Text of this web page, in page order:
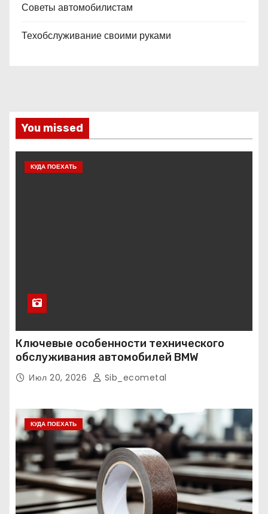
Советы автомобилистам
Техобслуживание своими руками
You missed
КУДА ПОЕХАТЬ
Ключевые особенности технического
обслуживания автомобилей BMW
Июл 20, 2026 Sib_ecometal
КУДА ПОЕХАТЬ